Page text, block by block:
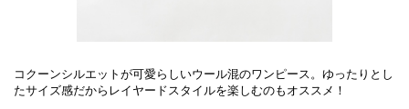
コクーンシルエットが可愛らしいウール混のワンピース。ゆったりとし
たサイズ感だからレイヤードスタイルを楽しむのもオススメ！